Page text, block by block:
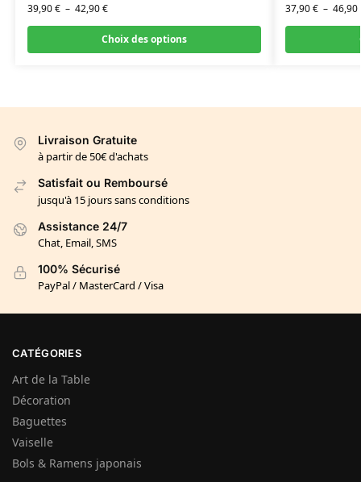
39,90€ – 42,90€
Choix des options
37,90€ – 46,90
Livraison Gratuite
à partir de 50€ d'achats
Satisfait ou Remboursé
jusqu'à 15 jours sans conditions
Assistance 24/7
Chat, Email, SMS
100% Sécurisé
PayPal / MasterCard / Visa
CATÉGORIES
Art de la Table
Décoration
Baguettes
Vaiselle
Bols & Ramens japonais